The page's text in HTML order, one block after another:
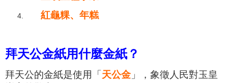
紅龜粿、年糕
拜天公金紙用什麼金紙？
拜天公的金紙是使用「天公金 」，象徵 人民對玉皇